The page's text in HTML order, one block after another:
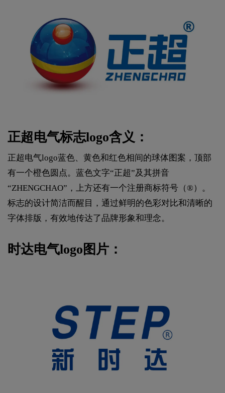
正超电气标志logo含义：
正超电气logo蓝色、黄色和红色相间的球体图案，顶部
有一个橙色圆点。蓝色文字“正超”及其拼音
“ZHENGCHAO”，上方还有一个注册商标符号（®）。
标志的设计简洁而醒目，通过鲜明的色彩对比和清晰的
字体排版，有效地传达了品牌形象和理念。
时达电气logo图片：